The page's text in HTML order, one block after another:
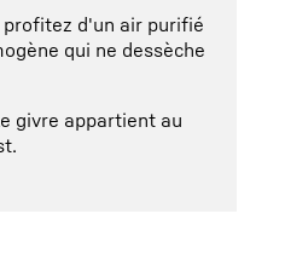
d'un air purifié
qui ne dessèche
givre appartient au